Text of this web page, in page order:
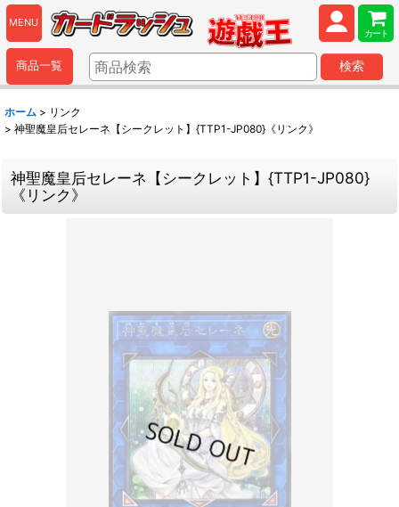
MENU
カート
商品一覧 検索
ホーム > リンク
> 神聖魔皇后セレーネ【シークレット】{TTP1-JP080}《リンク》
神聖魔皇后セレーネ【シークレット】{TTP1-JP080}
《リンク》